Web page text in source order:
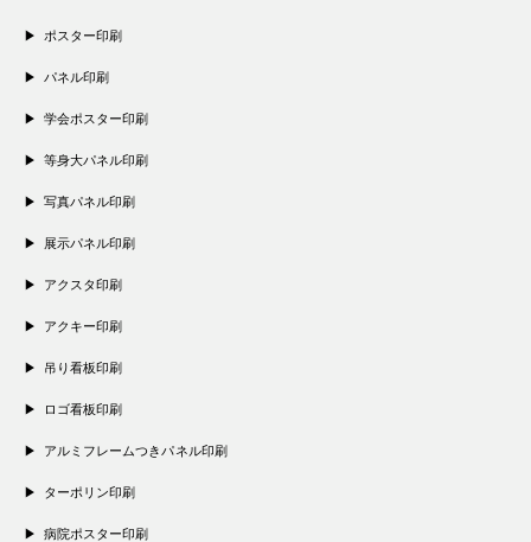
ポスター印刷
パネル印刷
学会ポスター印刷
等身大パネル印刷
写真パネル印刷
展示パネル印刷
アクスタ印刷
アクキー印刷
吊り看板印刷
ロゴ看板印刷
アルミフレームつきパネル印刷
ターポリン印刷
病院ポスター印刷